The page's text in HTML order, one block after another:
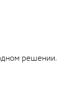
решении.